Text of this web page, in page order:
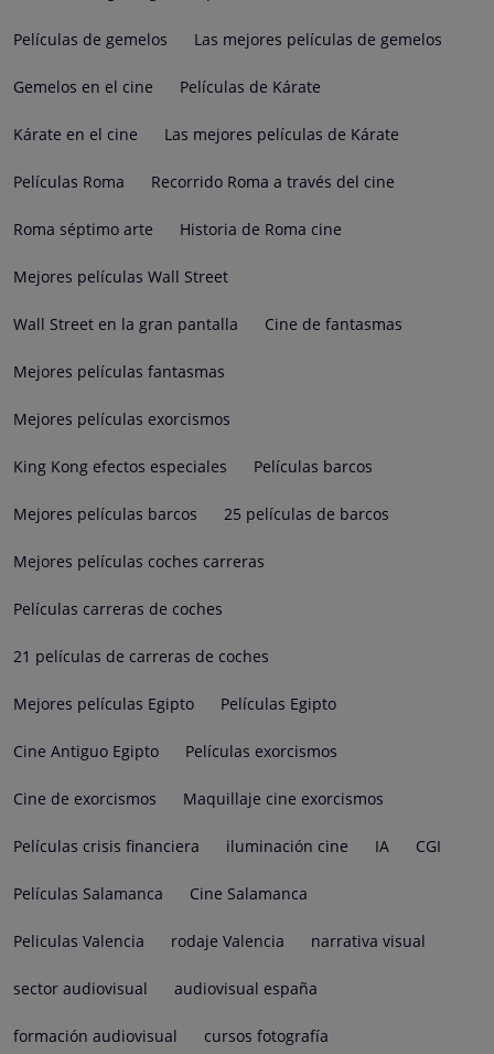
Películas de gemelos Las mejores películas de gemelos
Gemelos en el cine Películas de Kárate
Kárate en el cine Las mejores películas de Kárate
Películas Roma Recorrido Roma a través del cine
Roma séptimo arte Historia de Roma cine
Mejores películas Wall Street
Wall Street en la gran pantalla Cine de fantasmas
Mejores películas fantasmas
Mejores películas exorcismos
King Kong efectos especiales Películas barcos
Mejores películas barcos 25 películas de barcos
Mejores películas coches carreras
Películas carreras de coches
21 películas de carreras de coches
Mejores películas Egipto Películas Egipto
Cine Antiguo Egipto Películas exorcismos
Cine de exorcismos Maquillaje cine exorcismos
Películas crisis financiera iluminación cine IA CGI
Películas Salamanca Cine Salamanca
Peliculas Valencia rodaje Valencia narrativa visual
sector audiovisual audiovisual españa
formación audiovisual cursos fotografía